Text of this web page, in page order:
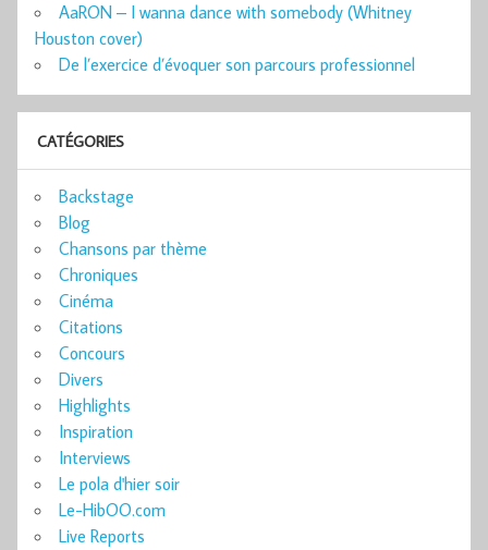
AaRON – I wanna dance with somebody (Whitney
Houston cover)
De l’exercice d’évoquer son parcours professionnel
CATÉGORIES
Backstage
Blog
Chansons par thème
Chroniques
Cinéma
Citations
Concours
Divers
Highlights
Inspiration
Interviews
Le pola d'hier soir
Le-HibOO.com
Live Reports